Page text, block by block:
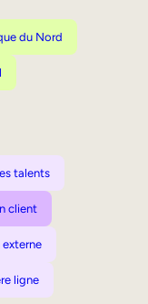
du Nord
talents
client
ligne